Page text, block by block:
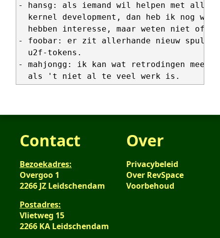
- hansg: als iemand wil helpen met
kernel development, dan heb ik nog
hebben interesse, maar weten niet of
- foobar: er zit allerhande nieuw spul in
  u2f-tokens.
- mahjongg: ik kan wat retrodingen
Contact
Bezoekadres:
Overgoo 1
2266 JZ Leidschendam
Postadres:
Vlietweg 15
2266 KA Leidschendam
Over
Privacybeleid
Over RevSpace
Voorbehoud